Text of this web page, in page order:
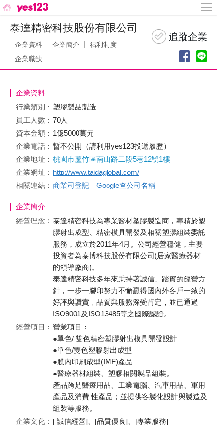
泰達精密科技股份有限公司
企業資料 企業簡介
福利制度
企業職缺
企業資料
行業類別： 塑膠製品製造
員工人數： 70人
資本金額： 1億5000萬元
企業電話： 暫不公開（請利用yes123投遞履歷）
企業地址： 桃園市蘆竹區南山路二段5巷12號1樓
企業網址： http://www.taidaglobal.com/
相關連結： 商業司登記 ｜ Google查公司名稱
企業簡介
經營理念： 泰達精密科技為專業醫材塑膠製造商，專精於塑
膠射出成型、精密模具開發及相關塑膠組裝委託
服務，成立於2011年4月。公司經營穩健，主要
投資者為泰博科技股份有限公司(居家醫療器材
的領導廠商)。
泰達精密科技多年來秉持著誠信、踏實的經營方
針，一步一腳印努力不懈贏得國內外客戶一致的
好評與讚賞，品質與服務深受肯定，並已通過
ISO9001及ISO13485等之國際認證。
經營項目： 營業項目：
●單色/ 雙色精密塑膠射出模具開發設計
●單色/雙色塑膠射出成型
●膜內印刷成型(IMF)產品
●醫療器材組裝、塑膠相關製品組裝。
產品跨足醫療用品、工業電腦、汽車用品、軍用
產品及消費 性產品；並提供客製化設計與製造及
組裝等服務。
企業文化： [ 誠信經營]、[品質優良]、[專業服務]